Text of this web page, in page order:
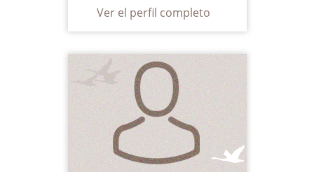
Ver el perfil completo